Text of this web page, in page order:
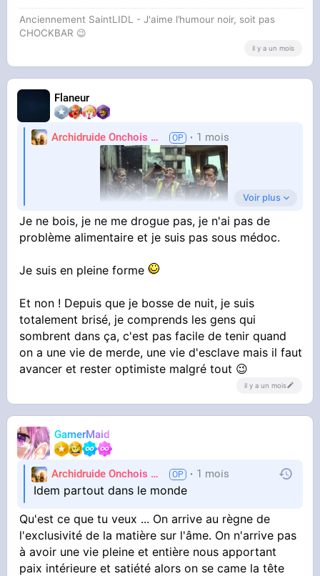
Anciennement SaintLIDL - J'aime l’humour noir, soit pas
CHOCKBAR 😉️
il y a un mois
Flaneur
Archidruide Onchois
🍀️🌩️🐻️James1 mois
Même ceux qui ne boivent pas et ne se drogue
problèmes alimentaire
Voir plus
Je ne bois, je ne me drogue pas, je n'ai pas de
problème alimentaire et je suis pas sous médoc.
Je suis en pleine forme
Et non ! Depuis que je bosse de nuit, je suis
totalement brisé, je comprends les gens qui
sombrent dans ça, c'est pas facile de tenir quand
on a une vie de merde, une vie d'esclave mais il faut
avancer et rester optimiste malgré tout 😉
il y a un mois
GamerMaid
Archidruide Onchois
🍀️🌩️🐻️James1 mois
Idem partout dans le monde
Qu'est ce que tu veux ... On arrive au règne de
l'exclusivité de la matière sur l'âme. On n'arrive pas
à avoir une vie pleine et entière nous apportant
paix intérieure et satiété alors on se came la tête